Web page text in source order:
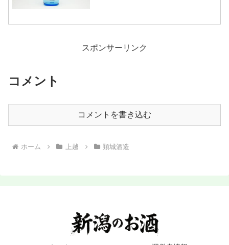
スポンサーリンク
コメント
コメントを書き込む
ホーム 上越 頚城酒造